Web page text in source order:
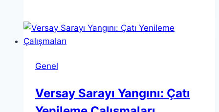
ve
Modern
Genel
Versay Sarayı Yangını: Çatı